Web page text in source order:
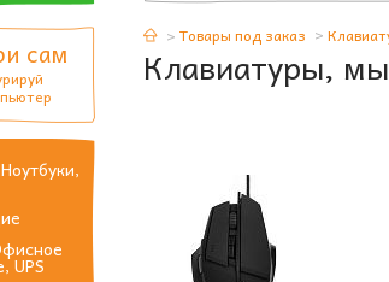
сам
UPS
Товары под заказ
Клавиатуры,